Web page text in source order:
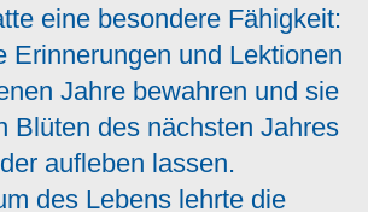
eine besondere Fähigkeit:
Erinnerungen und Lektionen
Jahre bewahren und sie
Blüten des nächsten Jahres
aufleben lassen.
des Lebens lehrte die